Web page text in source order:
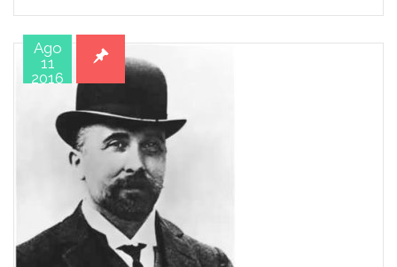
Ago
11
2016